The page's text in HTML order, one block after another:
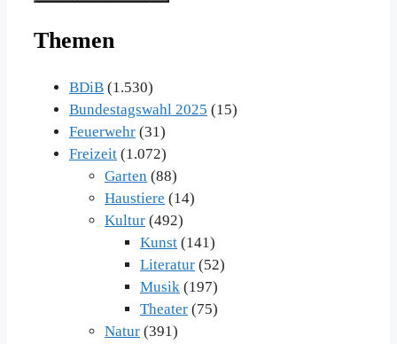
Themen
BDiB (1.530)
Bundestagswahl 2025 (15)
Feuerwehr (31)
Freizeit (1.072)
Garten (88)
Haustiere (14)
Kultur (492)
Kunst (141)
Literatur (52)
Musik (197)
Theater (75)
Natur (391)